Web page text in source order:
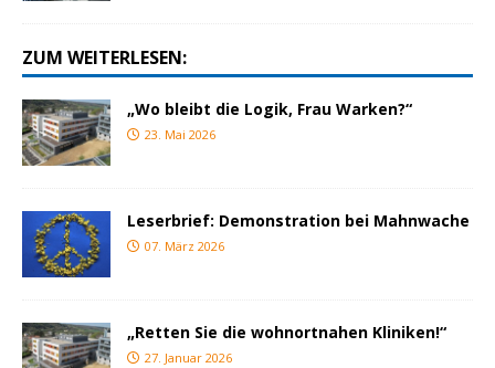
ZUM WEITERLESEN:
„Wo bleibt die Logik, Frau Warken?“
23. Mai 2026
Leserbrief: Demonstration bei Mahnwache
07. März 2026
„Retten Sie die wohnortnahen Kliniken!“
27. Januar 2026